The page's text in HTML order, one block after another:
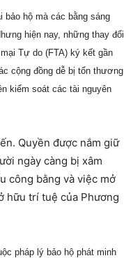
bảo hộ mà các bằng sáng
hiện nay, những thay đổi
Tự do (FTA) ký kết gần
cộng đồng dễ bị tổn thương
kiểm soát các tài nguyên
Quyền được nắm giữ
ngày càng bị xâm
công bằng và việc mở
hữu trí tuệ của Phương
pháp lý bảo hộ phát minh